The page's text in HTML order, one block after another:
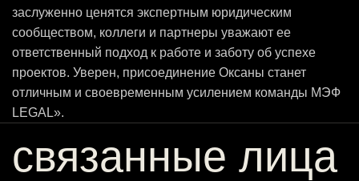
заслуженно ценятся экспертным юридическим
сообществом, коллеги и партнеры уважают ее
ответственный подход к работе и заботу об успехе
проектов. Уверен, присоединение Оксаны станет
отличным и своевременным усилением команды МЭФ
LEGAL».
связанные лица